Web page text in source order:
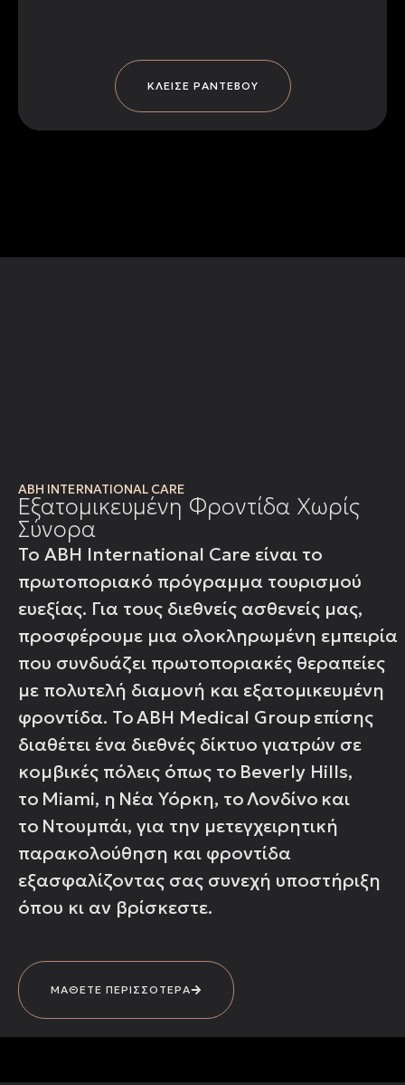
ΚΛΕΙΣΕ ΡΑΝΤΕΒΟΥ
ABH INTERNATIONAL CARE
Εξατομικευμένη Φροντίδα Χωρίς
Σύνορα
Το ABH International Care είναι το
πρωτοποριακό πρόγραμμα τουρισμού
ευεξίας. Για τους διεθνείς ασθενείς μας,
προσφέρουμε μια ολοκληρωμένη εμπειρία
που συνδυάζει πρωτοποριακές θεραπείες
με πολυτελή διαμονή και εξατομικευμένη
φροντίδα. Το ABH Medical Group επίσης
διαθέτει ένα διεθνές δίκτυο γιατρών σε
κομβικές πόλεις όπως το Beverly Hills,
το Miami, η Νέα Υόρκη, το Λονδίνο και
το Ντουμπάι, για την μετεγχειρητική
παρακολούθηση και φροντίδα
εξασφαλίζοντας σας συνεχή υποστήριξη
όπου κι αν βρίσκεστε.
ΜΑΘΕΤΕ ΠΕΡΙΣΣΟΤΕΡΑ